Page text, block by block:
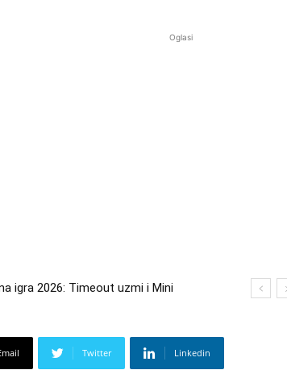
Oglasi
igra 2026: Timeout uzmi i Mini
Twitter Linkedin